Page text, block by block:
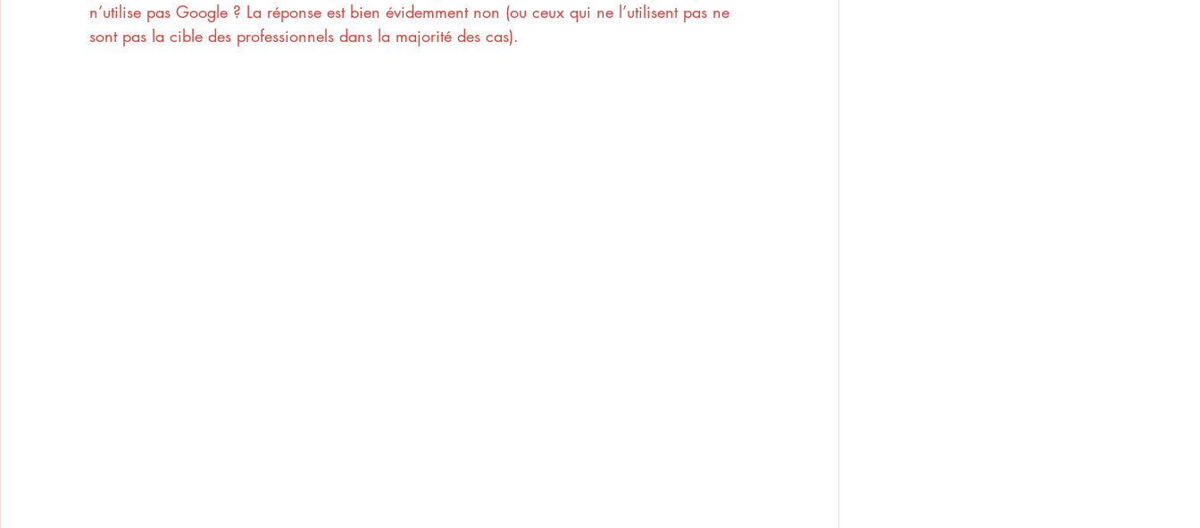
n’utilise pas Google ? La réponse est bien évidemment non (ou ceux qui ne l’utilisent pas ne
sont pas la cible des professionnels dans la majorité des cas).